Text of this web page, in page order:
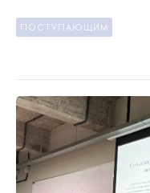
ПОСТУПАЮЩИМ